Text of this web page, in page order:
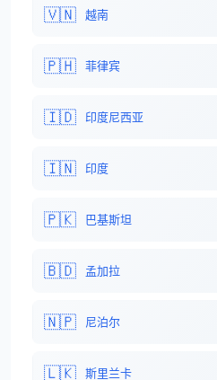
🇻🇳 越南
🇵🇭 菲律宾
🇮🇩 印度尼西亚
🇮🇳 印度
🇵🇰 巴基斯坦
🇧🇩 孟加拉
🇳🇵 尼泊尔
🇱🇰 斯里兰卡